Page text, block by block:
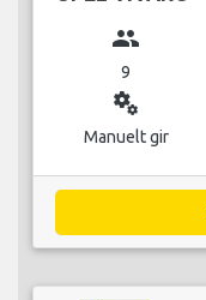
group
9
miscellaneous_services
Manuelt gir